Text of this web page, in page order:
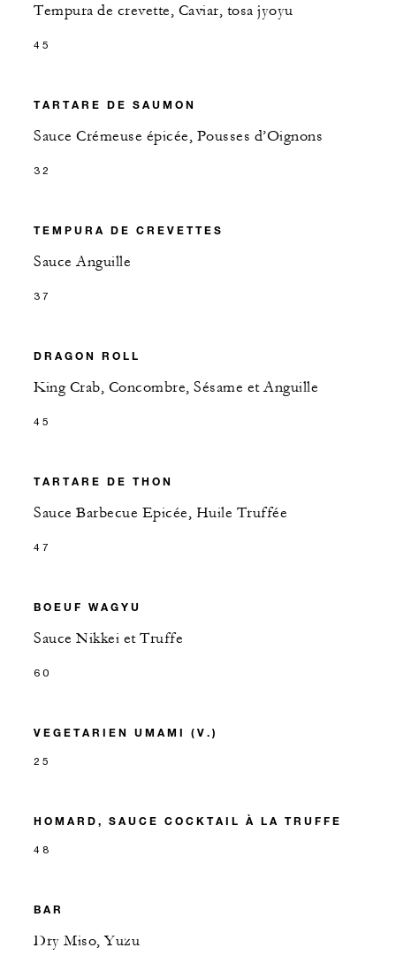
Tempura de crevette, Caviar, tosa jyoyu
45
TARTARE DE SAUMON
Sauce Crémeuse épicée, Pousses d’Oignons
32
TEMPURA DE CREVETTES
Sauce Anguille
37
DRAGON ROLL
King Crab, Concombre, Sésame et Anguille
45
TARTARE DE THON
Sauce Barbecue Epicée, Huile Truffée
47
BOEUF WAGYU
Sauce Nikkei et Truffe
60
VEGETARIEN UMAMI (V.)
25
HOMARD, SAUCE COCKTAIL À LA TRUFFE
48
BAR
Dry Miso, Yuzu